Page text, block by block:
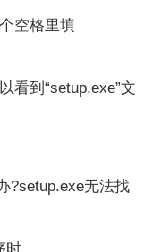
空格里填
看到“setup.exe”文
?setup.exe无法找